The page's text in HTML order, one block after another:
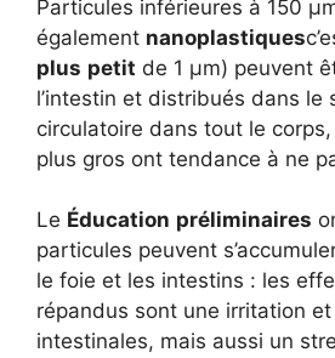
Particules inférieures à 150
également nanoplastiques
plus petit de 1 µm) peuvent
l’intestin et distribués dans le
circulatoire dans tout le
plus gros ont tendance à ne
Le Éducation préliminaires
particules peuvent
le foie et les intestins : les
répandus sont une irritation
intestinales, mais aussi un